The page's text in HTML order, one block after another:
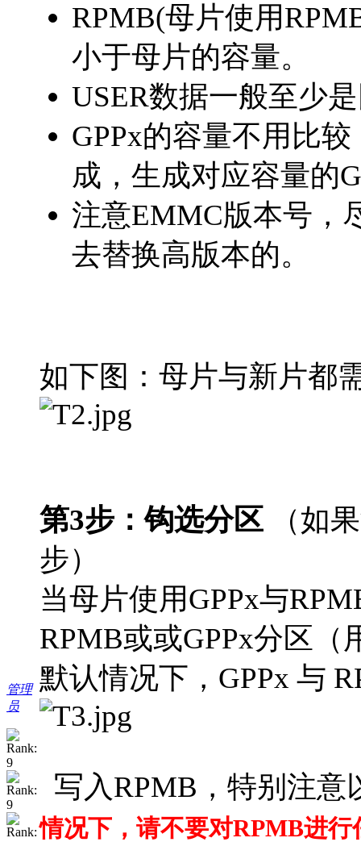
管理
员
RPMB(母片使用
小于母片的容量。
USER数据一般至少
GPPx的容量不用比
成，生成对应容量的
注意EMMC版本号，
去替换高版本的。
如下图：母片与新片都
第3步：钩选分区 （如
步）
当母片使用GPPx与
RPMB或或GPPx分区
默认情况下，GPPx 与
写入RPMB，特别注
情况下，请不要对RPMB进行